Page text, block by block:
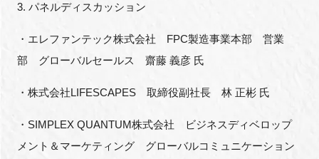
3. パネルディスカッション
・エレファンテック株式会社 FPC製造事業本部 営業
部 グローバルセールス 齋藤 義彦 氏
・株式会社LIFESCAPES取締役副社長 林 正彬 氏
・ SIMPLEX QUANTUM株式会社 ビジネスディベロップ
メント＆マーケティング グローバルコミュニケーション